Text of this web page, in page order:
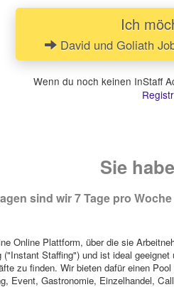
Ich
David und Goliath
Wenn du noch keinen InStaff
Sie
sind wir 7 Tage pro
Online Plattform, über die sie
Staffing") und ist ideal
zu finden. Wir bieten dafür einen
Event, Gastronomie, Einzelhandel,